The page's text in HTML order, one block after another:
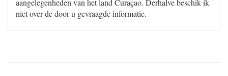
aangelegenheden van het land Curaçao. Derhalve beschik ik
niet over de door u gevraagde informatie.